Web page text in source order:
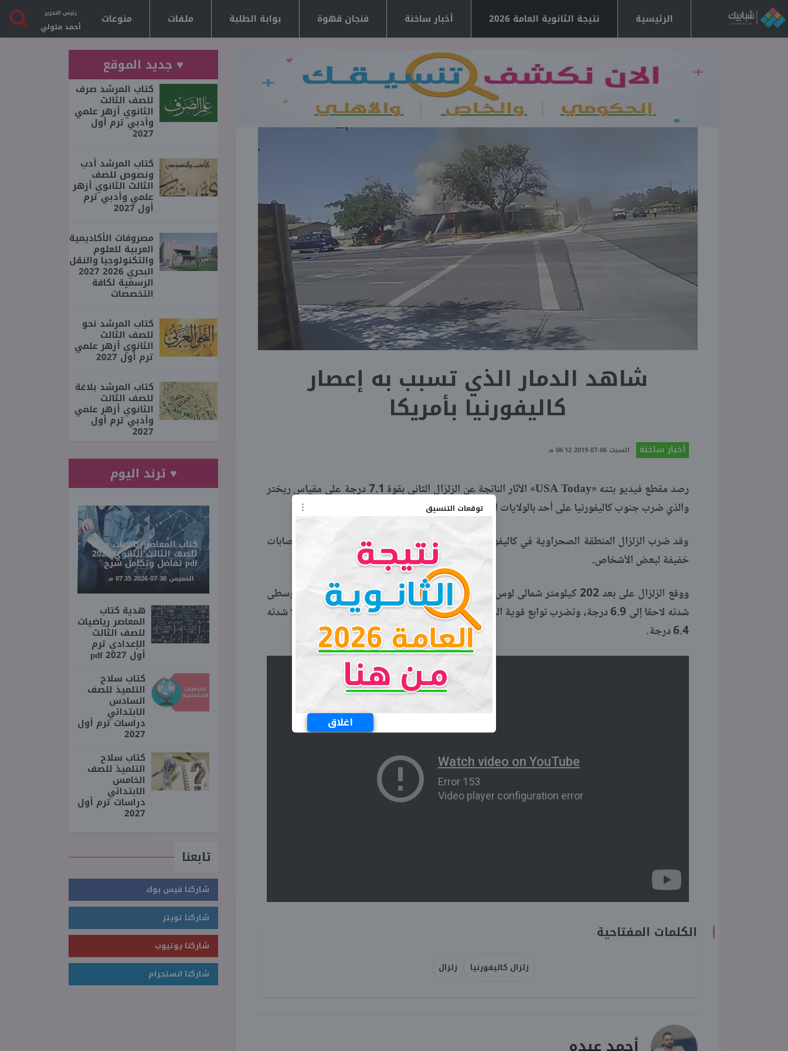
توقعات التنسيق
اغلاق
الرئيسية نتيجة الثانوية العامة 2026 أخبار ساخنة فنجان قهوة بوابة الطلبة ملفات منوعات رئيس التحرير
أحمد متولي
شاهد الدمار الذي تسبب به إعصار
كاليفورنيا بأمريكا
أخبار ساخنة السبت 06-07-2019 06:12 مـ
​​​​​​​رصد مقطع فيديو بثته «USA Today» الأثار الناتجة عن الزلزال الثاني بقوة 7.1 درجة على مقياس ريختر
والذي ضرب جنوب كاليفورنيا على أحد بالولايات المتحدة.
وقد ضرب الزلزال المنطقة الصحراوية في كاليفورنيا منذ يوم الخميس، ولم يتسبب ذلك سوى في إصابات
خفيفة لبعض الأشخاص.
ووقع الزلزال على بعد 202 كيلومتر شمالى لوس أنجلوس، وخفض مركز رصد الزلازل الأوروبى المتوسطى
شدته لاحقا إلى 6.9 درجة، وتضرب توابع قوية المنطقة الصحراوية منذ أن شهدت يوم الخميس زلزالا شدته
6.4 درجة.
الكلمات المفتاحية
زلزال كاليفورنيا زلزال
♥ جديد الموقع
كتاب المرشد صرف
للصف الثالث
الثانوي أزهر علمي
وأدبي ترم أول
2027
كتاب المرشد أدب
ونصوص للصف
الثالث الثانوي أزهر
علمي وأدبي ترم
أول 2027
مصروفات الأكاديمية
العربية للعلوم
والتكنولوجيا والنقل
البحري 2026 2027
الرسمية لكافة
التخصصات
كتاب المرشد نحو
للصف الثالث
الثانوي أزهر علمي
ترم أول 2027
كتاب المرشد بلاغة
للصف الثالث
الثانوي أزهر علمي
وأدبي ترم أول
2027
♥ ترند اليوم
كتاب المعاصر رياضيات بحته
للصف الثالث الثانوي 2027
pdf تفاضل وتكامل شرح
الخميس 30-07-2026 07:35 مـ
هدية كتاب
المعاصر رياضيات
للصف الثالث
الإعدادي ترم
أول 2027 pdf
كتاب سلاح
التلميذ للصف
السادس
الابتدائي
دراسات ترم أول
2027
كتاب سلاح
التلميذ للصف
الخامس
الابتدائي
دراسات ترم أول
2027
تابعنا
شاركنا فيس بوك
شاركنا تويتر
شاركنا يوتيوب
شاركنا انستجرام